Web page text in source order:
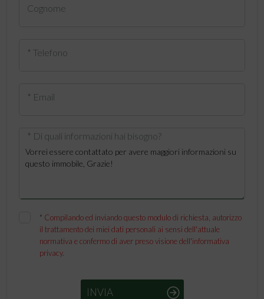
Cognome
* Telefono
* Email
* Di quali informazioni hai bisogno?
* Compilando ed inviando questo modulo di richiesta, autorizzo
il trattamento dei miei dati personali ai sensi dell'attuale
normativa e confermo di aver preso visione dell'informativa
privacy.
INVIA